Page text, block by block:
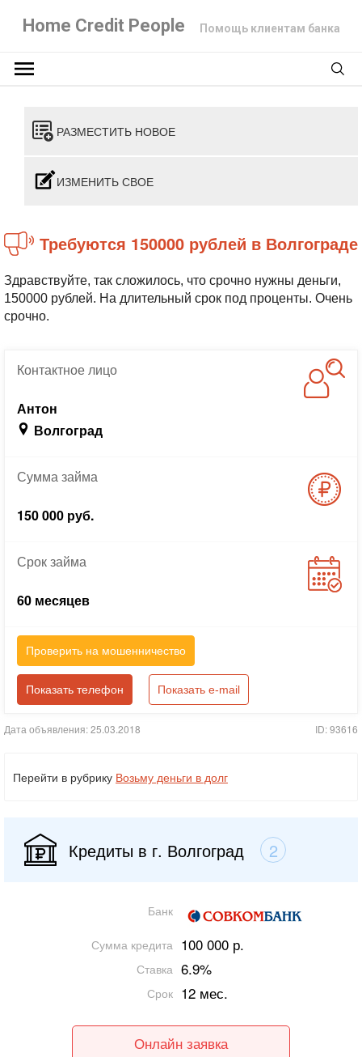
Home Credit People Помощь клиентам банка
РАЗМЕСТИТЬ НОВОЕ
ИЗМЕНИТЬ СВОЕ
Требуются 150000 рублей в Волгограде
Здравствуйте, так сложилось, что срочно нужны деньги,
150000 рублей. На длительный срок под проценты. Очень
срочно.
Контактноелицо
Антон
Волгоград
Суммазайма
150 000 руб.
Срокзайма
60 месяцев
Проверить на мошенничество
Показать телефон Показать e-mail
Дата объявления: 25.03.2018 ID: 93616
Перейти в рубрику Возьму деньги в долг
Кредиты в г. Волгоград 2
Банк
Сумма кредита 100 000 р.
Ставка 6.9%
Срок 12 мес.
Онлайн заявка